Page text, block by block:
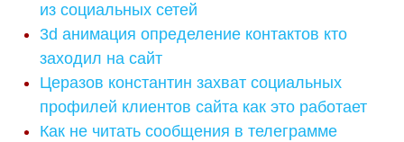
из социальных сетей
3d анимация определение контактов кто
заходил на сайт
Церазов константин захват социальных
профилей клиентов сайта как это работает
Как не читать сообщения в телеграмме